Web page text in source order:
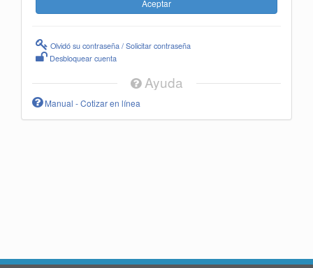
Olvidó su contraseña / Solicitar contraseña
Desbloquear cuenta
Ayuda
Manual - Cotizar en línea